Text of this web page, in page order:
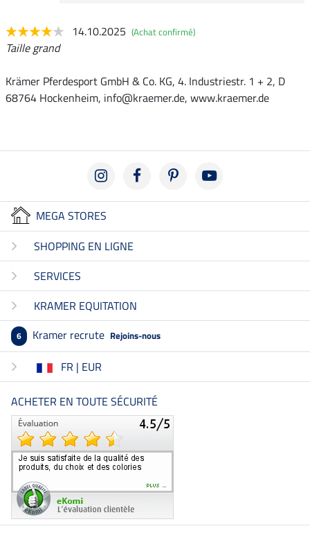
14.10.2025 (Achat confirmé)
Taille grand
Krämer Pferdesport GmbH & Co. KG, 4. Industriestr. 1 + 2, D
68764 Hockenheim, info@kraemer.de, www.kraemer.de
MEGA STORES
SHOPPING EN LIGNE
SERVICES
KRAMER EQUITATION
6 Kramer recrute Rejoins-nous
FR | EUR
ACHETER EN TOUTE SÉCURITÉ